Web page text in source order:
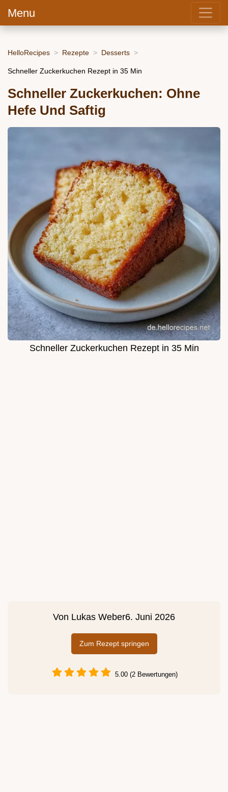
Menu
HelloRecipes Rezepte Desserts
Schneller Zuckerkuchen Rezept in 35 Min
Schneller Zuckerkuchen: Ohne
Hefe Und Saftig
Schneller Zuckerkuchen Rezept in 35 Min
Von Lukas Weber6. Juni 2026
Zum Rezept springen
5.00 (2 Bewertungen)